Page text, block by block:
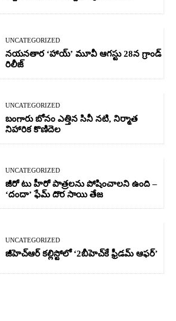
UNCATEGORIZED
నయనతార ‘హాయ్’ మూవీ ఆగస్టు 28న గ్రాండ్
రిలీజ్
UNCATEGORIZED
బంగారు బోనం ఎత్తిన సినీ నటి, నిర్మాత
నిహారిక కొణిదెల
UNCATEGORIZED
జీరో టు హీరో పాత్రలను పోషించాలని ఉంది –
‘దందా’ ఫేమ్ దొర సాయి తేజ
UNCATEGORIZED
జీహెచ్ఆర్‌ కల్లిస్టోలో ‘2బీహెచ్‌కే ఫ్రీడమ్ ఆఫర్’